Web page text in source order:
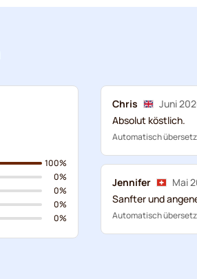
100%
0%
0%
0%
0%
Chris
Juni
Absolut köstlich.
Automatisch
Jennifer
Mai
Sanfter und
Automatisch